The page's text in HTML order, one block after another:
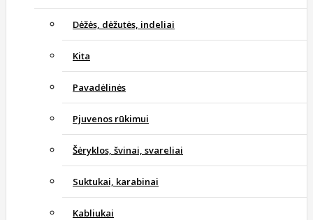
Dėžės, dėžutės, indeliai
Kita
Pavadėlinės
Pjuvenos rūkimui
Šėryklos, švinai, svareliai
Suktukai, karabinai
Kabliukai